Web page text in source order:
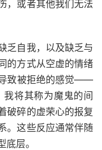
，或者其他我们无法
乏自我，以及缺乏与
的方式从空虚的情绪
致被拒绝的感觉——
将其称为魔鬼的间
破碎的虚荣心的报复
。这些反应通常伴随
层。